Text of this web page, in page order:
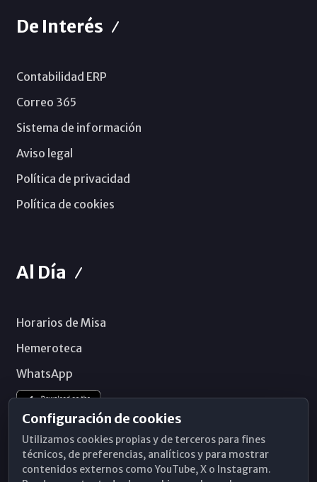
De Interés
Contabilidad ERP
Correo 365
Sistema de información
Aviso legal
Política de privacidad
Política de cookies
Al Día
Horarios de Misa
Hemeroteca
WhatsApp
Configuración de cookies
Utilizamos cookies propias y de terceros para fines
técnicos, de preferencias, analíticos y para mostrar
contenidos externos como YouTube, X o Instagram.